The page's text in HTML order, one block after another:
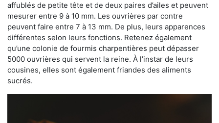
affublés de petite tête et de deux paires d’ailes et peuvent
mesurer entre 9 à 10 mm. Les ouvrières par contre
peuvent faire entre 7 à 13 mm. De plus, leurs apparences
différentes selon leurs fonctions. Retenez également
qu’une colonie de fourmis charpentières peut dépasser
5000 ouvrières qui servent la reine. À l’instar de leurs
cousines, elles sont également friandes des aliments
sucrés.